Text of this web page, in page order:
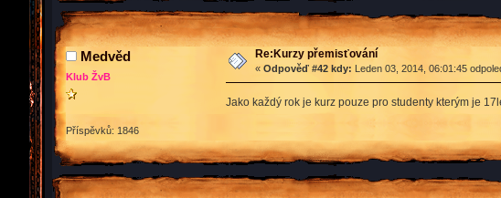
Medvěd
Klub ŽvB
Příspěvků: 1846
Re:Kurzy přemisťování
« Odpověď #42 kdy: Leden 03, 2014, 06:01:45
Jako každý rok je kurz pouze pro studenty kterým je